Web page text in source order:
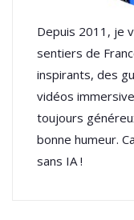
Depuis 2011, je
sentiers de
inspirants, des
vidéos
toujours
bonne humeur.
sans IA !